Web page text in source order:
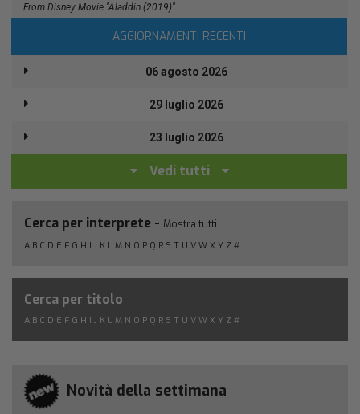
From Disney Movie "Aladdin (2019)"
AGGIORNAMENTI RECENTI
06 agosto 2026
29 luglio 2026
23 luglio 2026
Vedi tutti
Cerca per interprete - Mostra tutti
A B C D E F G H I J K L M N O P Q R S T U V W X Y Z #
Cerca per titolo
A B C D E F G H I J K L M N O P Q R S T U V W X Y Z #
Novità della settimana